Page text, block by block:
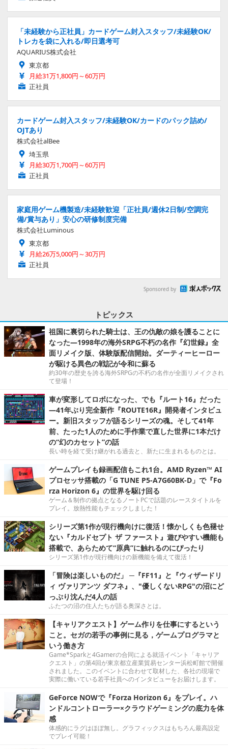
「未経験から正社員」カードゲーム封入スタッフ/未経験OK/
トレカを袋に入れる/即日選考可
AQUARIUS株式会社
東京都
月給31万1,800円～60万円
正社員
カードゲーム封入スタッフ/未経験OK/カードのパック詰め/
OJTあり
株式会社alBee
埼玉県
月給30万1,700円～60万円
正社員
家庭用ゲーム機製造/未経験歓迎「正社員/週休2日制/空調完
備/賞与あり」安心の研修制度完備
株式会社Luminous
東京都
月給26万5,000円～30万円
正社員
Sponsored by
トピックス
祖国に裏切られた騎士は、王の仇敵の娘を護ることに
なった―1998年の海外SRPG不朽の名作『幻世録』全
面リメイク版、体験版配信開始。ダーティーヒーロー
が駆ける異色の戦記が令和に蘇る
約30年の歴史を誇る海外SRPGの不朽の名作が全面リメイクされ
て登場！
車が変形してロボになった、でも『ルート16』だった
―41年ぶり完全新作『ROUTE16R』開発者インタビュ
ー。新旧スタッフが語るシリーズの魂。そして41年
前、たった1人のために手作業で直した世界に1本だけ
の“幻のカセット”の話
長い時を経て受け継がれる過去と、新たに生まれるものとは。
ゲームプレイも録画配信もこれ1台。AMD Ryzen™ AI
プロセッサ搭載の「G TUNE P5-A7G60BK-D」で『Fo
rza Horizon 6』の世界を駆け回る
ゲーム＆制作の拠点となるノートPCで話題のレースタイトルを
プレイ。放熱性能もチェックしました！
シリーズ第1作が現行機向けに復活！懐かしくも色褪せ
ない『カルドセプト ザ ファースト』遊びやすい機能も
搭載で、あらためて“原典”に触れるのにぴったり
シリーズ第1作が現行機向けの新機能を備えて復活！
「冒険は楽しいものだ」 ─『FF11』と『ウィザードリ
ィ ヴァリアンツ ダフネ』、"優しくないRPG"の沼にど
っぷり沈んだ4人の話
ふたつの沼の住人たちが語る奥深さとは。
【キャリアクエスト】ゲーム作りを仕事にするという
こと。セガの若手の事例に見る，ゲームプログラマと
いう働き方
Game*Sparkと4Gamerの合同による就活イベント「キャリア
クエスト」の第4回が東京都立産業貿易センター浜松町館で開催
されました。このイベントに合わせて取材した、各社の現場で
実際に働いている若手社員へのインタビューをお届けします。
GeForce NOWで『Forza Horizon 6』をプレイ。ハ
ンドルコントローラー×クラウドゲーミングの底力を体
感
体感的にラグはほぼ無し。グラフィックスはもちろん最高設定
でプレイ可能！